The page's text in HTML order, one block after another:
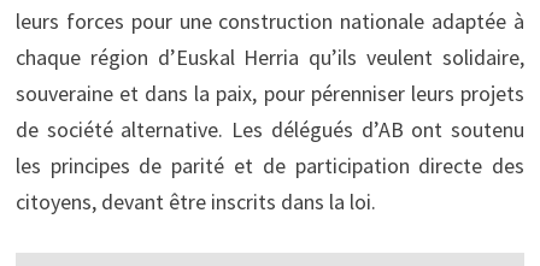
leurs forces pour une construction nationale adaptée à
chaque région d’Euskal Herria qu’ils veulent solidaire,
souveraine et dans la paix, pour pérenniser leurs projets
de société alternative. Les délégués d’AB ont soutenu
les principes de parité et de participation directe des
citoyens, devant être inscrits dans la loi.